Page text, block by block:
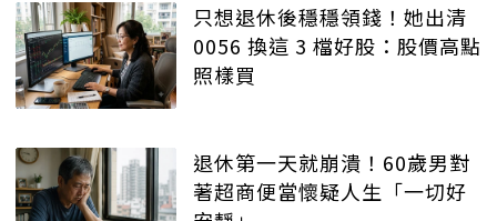
只想退休後穩穩領錢！她出清
0056 換這 3 檔好股：股價高點
照樣買
退休第一天就崩潰！60歲男對
著超商便當懷疑人生「一切好